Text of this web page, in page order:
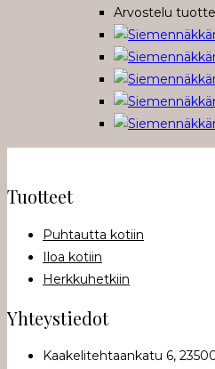
Arvostelu
Tuotteet
Puhtautta kotiin
Iloa kotiin
Herkkuhetkiin
Yhteystiedot
Kaakelitehtaankatu 6,